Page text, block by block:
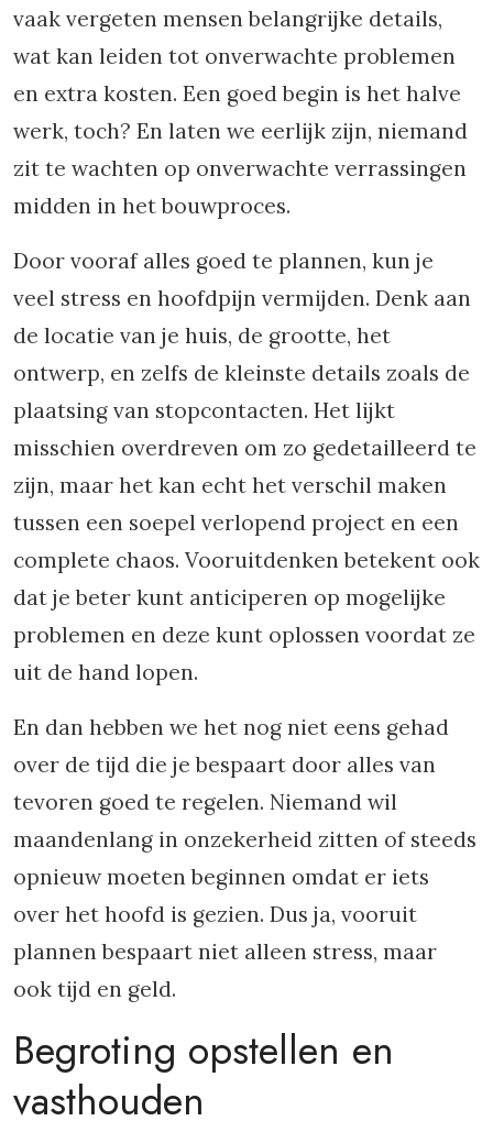
vaak vergeten mensen belangrijke details,
wat kan leiden tot onverwachte problemen
en extra kosten. Een goed begin is het halve
werk, toch? En laten we eerlijk zijn, niemand
zit te wachten op onverwachte verrassingen
midden in het bouwproces.
Door vooraf alles goed te plannen, kun je
veel stress en hoofdpijn vermijden. Denk aan
de locatie van je huis, de grootte, het
ontwerp, en zelfs de kleinste details zoals de
plaatsing van stopcontacten. Het lijkt
misschien overdreven om zo gedetailleerd te
zijn, maar het kan echt het verschil maken
tussen een soepel verlopend project en een
complete chaos. Vooruitdenken betekent ook
dat je beter kunt anticiperen op mogelijke
problemen en deze kunt oplossen voordat ze
uit de hand lopen.
En dan hebben we het nog niet eens gehad
over de tijd die je bespaart door alles van
tevoren goed te regelen. Niemand wil
maandenlang in onzekerheid zitten of steeds
opnieuw moeten beginnen omdat er iets
over het hoofd is gezien. Dus ja, vooruit
plannen bespaart niet alleen stress, maar
ook tijd en geld.
Begroting opstellen en
vasthouden